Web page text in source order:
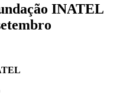
INATEL